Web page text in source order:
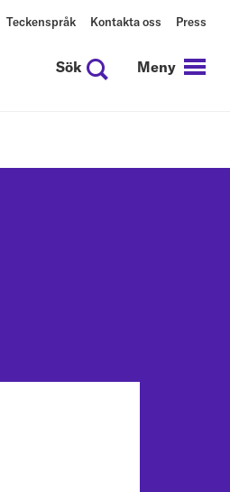
Teckenspråk Kontakta oss Press
Sök Meny